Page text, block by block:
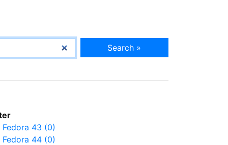
Search »
Fedora 43 (0)
Fedora 44 (0)